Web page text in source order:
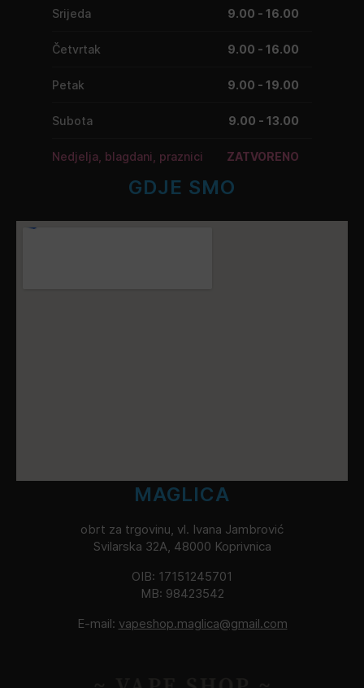
Srijeda 9.00 - 16.00
Četvrtak 9.00 - 16.00
Petak 9.00 - 19.00
Subota 9.00 - 13.00
Nedjelja, blagdani, praznici ZATVORENO
GDJE SMO
MAGLICA
obrt za trgovinu, vl. Ivana Jambrović
Svilarska 32A, 48000 Koprivnica
OIB: 17151245701
MB: 98423542
E-mail: vapeshop.maglica@gmail.com